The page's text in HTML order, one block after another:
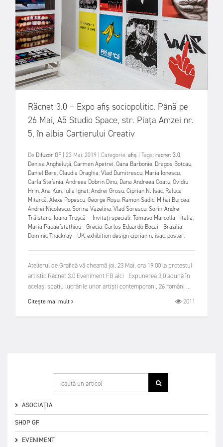
Răcnet 3.0 – Expo afiș sociopolitic. Până pe
26 Mai, A5 Studio Space, str. Piața Amzei nr.
5, în albia Cartierului Creativ
De Difuzor GF 23 Mai, 2019 Categorie:afiș Tags:racnet 3.0,
Denisa Angheluță,Carmen Apetrei,Oana Barbonie, Dragos Botcau,
Daniel Bere,Claudia Draghia,Vlad Dumitrescu, Maria Ionescu,
Carla Stefania,Andreea Dobrin Dinu, Dana Andreea Coatu,Ovidiu
Hrin,Ana Kun, Iulia Ignat,Andrei Grosu,Ciprian N. Isac, Raluca
Mitarcă,Alexe Popescu,George Roșu, Ramon Sadîc, Mihai Burcea,
Andrei Nicolescu,Sorina Vazelina,Vlad Sorescu,Sorin-Andrei
Trăistaru, Ioana Trușcă Invitați speciali: Tomaso Marcolla - Italia,
Maria Papaefstathiou - Grecia,Carlos Eduardo Bocai - Brazilia,
Dominic Thackray - UK,exhibition design ciprian n. isac,poster,
Atelierul de Grafică vă cheamă joi, 23 Mai, ora 19.00 la protestul
artistic Răcnet 3.0 Eveniment FB aici Expunerea 3.0 adună în
același spațiu lucrările unor artiști contemporani, 26 români ...
Citește mai mult 2011
ASOCIAȚIA
SHOP GF
EVENIMENT